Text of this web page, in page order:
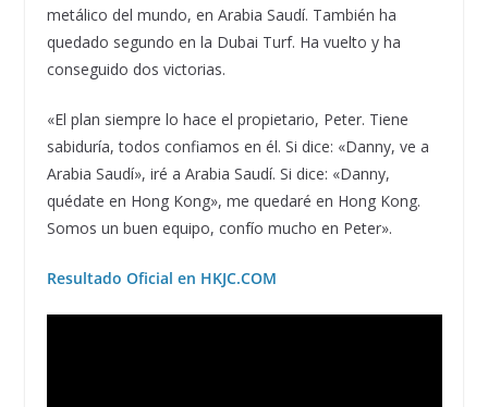
metálico del mundo, en Arabia Saudí. También ha
quedado segundo en la Dubai Turf. Ha vuelto y ha
conseguido dos victorias.
«El plan siempre lo hace el propietario, Peter. Tiene
sabiduría, todos confiamos en él. Si dice: «Danny, ve a
Arabia Saudí», iré a Arabia Saudí. Si dice: «Danny,
quédate en Hong Kong», me quedaré en Hong Kong.
Somos un buen equipo, confío mucho en Peter».
Resultado Oficial en HKJC.COM